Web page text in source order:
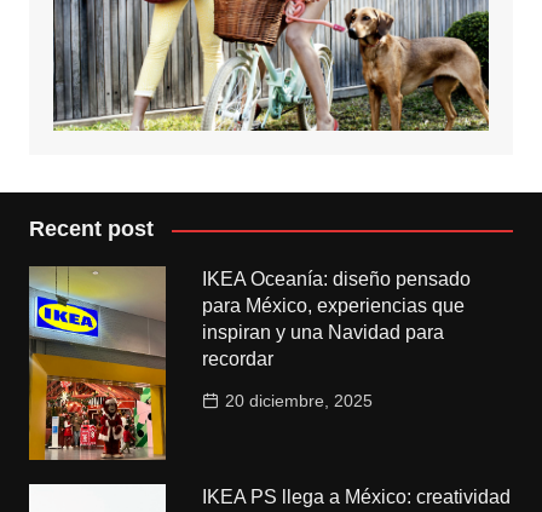
Recent post
IKEA Oceanía: diseño pensado
para México, experiencias que
inspiran y una Navidad para
recordar
20 diciembre, 2025
IKEA PS llega a México: creatividad